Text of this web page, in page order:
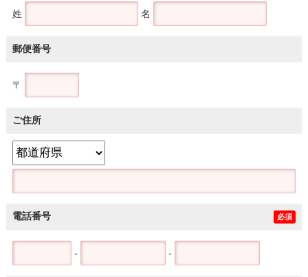
姓 名
郵便番号
〒
ご住所
電話番号 必須
- -